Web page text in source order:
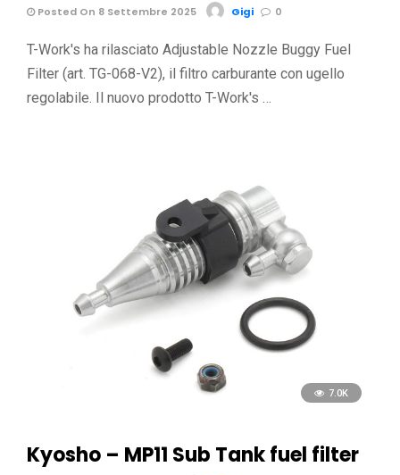
Posted On 8 Settembre 2025 Gigi 0
T-Work's ha rilasciato Adjustable Nozzle Buggy Fuel
Filter (art. TG-068-V2), il filtro carburante con ugello
regolabile. Il nuovo prodotto T-Work's …
7.0K
Kyosho – MP11 Sub Tank fuel filter